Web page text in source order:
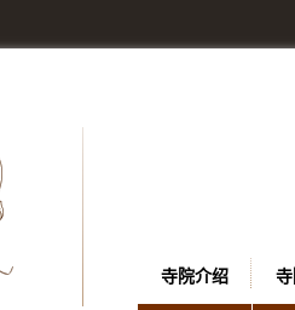
寺院介绍